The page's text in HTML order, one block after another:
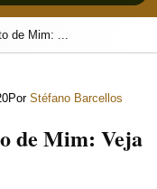
de Mim: ...
Por Stéfano Barcellos
de Mim: Veja